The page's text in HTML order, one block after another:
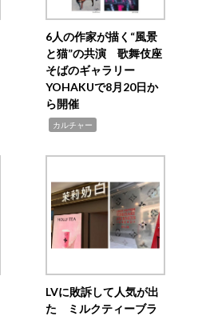
6人の作家が描く“風景
と猫”の共演 歌舞伎座
そばのギャラリー
YOHAKUで8月20日か
ら開催
カルチャー
LVに敗訴して人気が出
た ミルクティーブラ